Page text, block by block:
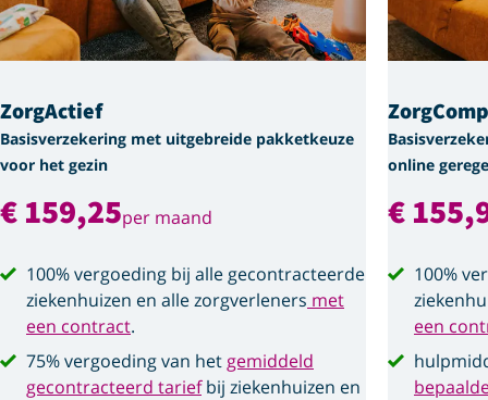
ZorgActief
Basisverzekering met uitgebreide pakketkeuze
voor het gezin
€ 159,25per maand
100% vergoeding bij alle gecontracteerde
ziekenhuizen en alle zorgverleners met
een contract.
75% vergoeding van het gemiddeld
gecontracteerd tariefbij ziekenhuizen en
online
€
100%
een